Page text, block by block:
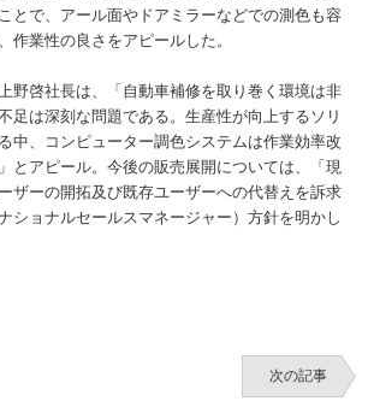
とで、アール面やドアミラーなどでの測色も容
作業性の良さをアピールした。
野啓社長は、「自動車補修を取り巻く環境は非
足は深刻な問題である。生産性が向上するソリ
中、コンピューター調色システムは作業効率改
とアピール。今後の販売展開については、「現
ザーの開拓及び既存ユーザーへの代替えを訴求
ショナルセールスマネージャー）方針を明かし
次の記事